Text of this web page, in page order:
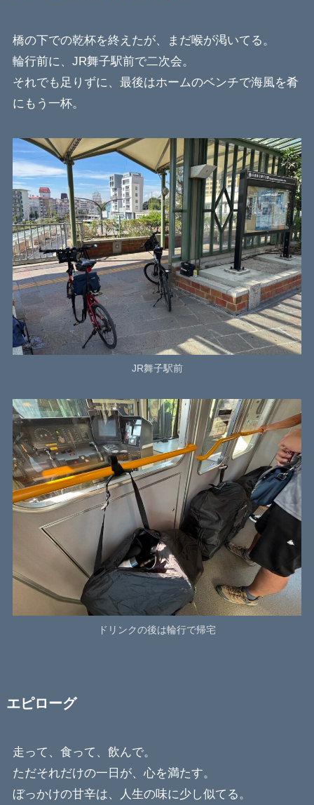
橋の下での乾杯を終えたが、まだ喉が渇いてる。
輪行前に、JR舞子駅前で二次会。
それでも足りずに、最後はホームのベンチで海風を肴
にもう一杯。
JR舞子駅前
ドリンクの後は輪行で帰宅
エピローグ
走って、食って、飲んで。
ただそれだけの一日が、心を満たす。
ぼっかけの甘辛は、人生の味に少し似てる。